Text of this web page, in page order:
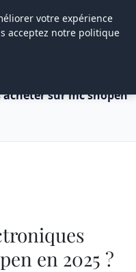
sur mc shopen
en 2025 ?
votre expérience
acceptez notre politique